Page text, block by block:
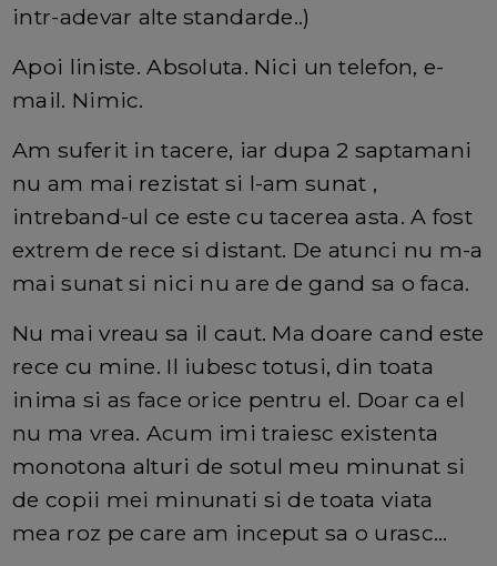
intr-adevar alte standarde..)
Apoi liniste. Absoluta. Nici un telefon, e-
mail. Nimic.
Am suferit in tacere, iar dupa 2 saptamani
nu am mai rezistat si l-am sunat ,
intreband-ul ce este cu tacerea asta. A fost
extrem de rece si distant. De atunci nu m-a
mai sunat si nici nu are de gand sa o faca.
Nu mai vreau sa il caut. Ma doare cand este
rece cu mine. Il iubesc totusi, din toata
inima si as face orice pentru el. Doar ca el
nu ma vrea. Acum imi traiesc existenta
monotona alturi de sotul meu minunat si
de copii mei minunati si de toata viata
mea roz pe care am inceput sa o urasc...